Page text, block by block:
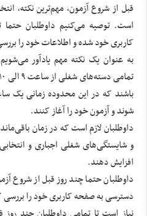
قبل از شروع آزمون، مهم‌ترین نکته،
است. توصیه می‌کنیم داوطلبان حتما
کاربری خود شده و اطلاعات خود را
به عنوان یک نکته مهم یادآور
باشند که در این محدوده زمانی یک
شوند و آزمون خود را آغاز کنند.
داوطلبان لازم است که در زمان
و شایستگی‌های شغلی اجباری و
افزایش دهند.
داوطلبان حتما چند روز قبل از شروع
دسترسی به صفحه کاربری خود را بررسی